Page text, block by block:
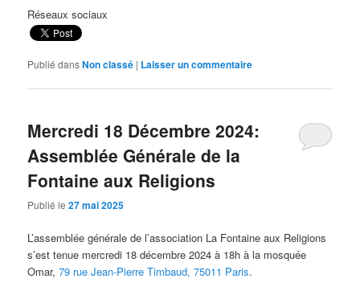
Réseaux sociaux
Publié dansNon classé | Laisser un commentaire
Mercredi 18 Décembre 2024:
Assemblée Générale de la
Fontaine aux Religions
Publié le27 mai 2025
L’assemblée générale de l’association La Fontaine aux Religions
s’est tenue mercredi 18 décembre 2024 à 18h à la mosquée
Omar,79 rue Jean-Pierre Timbaud, 75011 Paris.